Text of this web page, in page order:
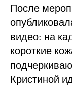
После
видео: на
короткие
Кристиной